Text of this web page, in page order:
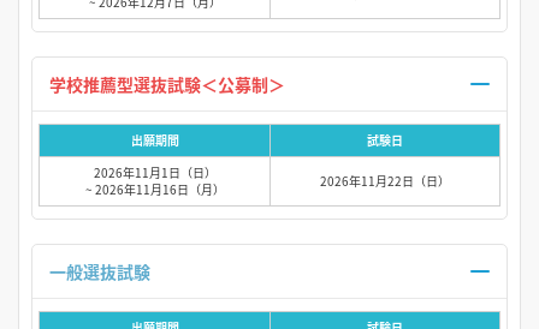
出願期間
試験日
2026年11月1日（日）
~ 2026年11月16日（月）
2026年11月22日（日）